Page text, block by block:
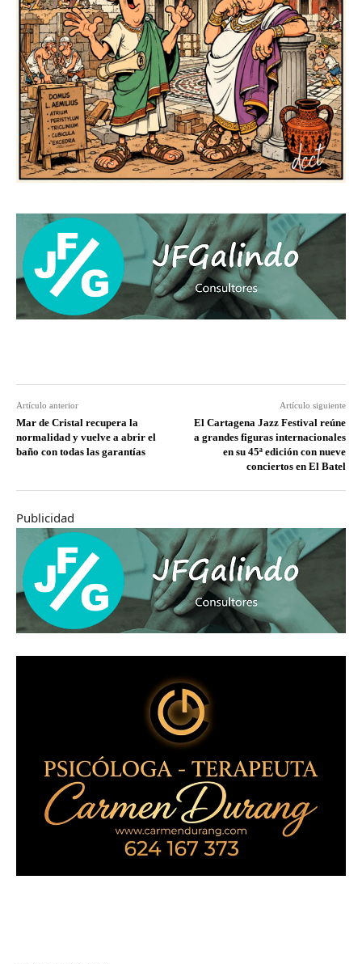
Artículo anterior
Mar de Cristal recupera la
normalidad y vuelve a abrir el
baño con todas las garantías
Artículo siguiente
El Cartagena Jazz Festival reúne
a grandes figuras internacionales
en su 45ª edición con nueve
conciertos en El Batel
Publicidad